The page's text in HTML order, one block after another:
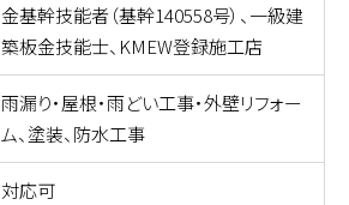
金基幹技能者（基幹140558号）、一級建
築板金技能士、KMEW登録施工店
雨漏り・屋根・雨どい工事・外壁リフォー
ム、塗装、防水工事
対応可